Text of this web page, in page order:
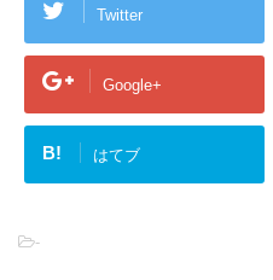
Twitter
Google+
B! はてブ
-